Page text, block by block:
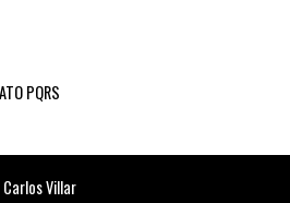
PQRS
Villar